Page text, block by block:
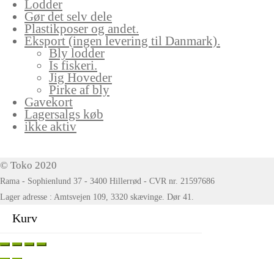
Lodder
Gør det selv dele
Plastikposer og andet.
Eksport (ingen levering til Danmark).
Bly lodder
Is fiskeri.
Jig Hoveder
Pirke af bly
Gavekort
Lagersalgs køb
ikke aktiv
© Toko 2020
Rama - Sophienlund 37 - 3400 Hillerrød - CVR nr. 21597686
Lager adresse : Amtsvejen 109, 3320 skævinge. Dør 41.
Kurv